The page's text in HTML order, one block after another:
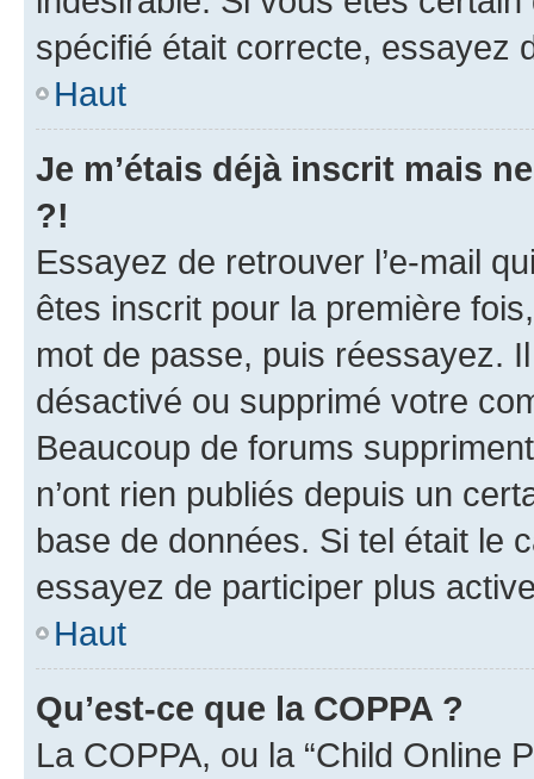
spécifié était correcte, essayez
Haut
Je m’étais déjà inscrit mais
?!
Essayez de retrouver l’e-mail
êtes inscrit pour la première
mot de passe, puis réessayez.
désactivé ou supprimé votre
Beaucoup de forums
n’ont rien publiés depuis un
base de données. Si tel était le
essayez de participer plus
Haut
Qu’est-ce que la COPPA ?
La COPPA, ou la “Child Online